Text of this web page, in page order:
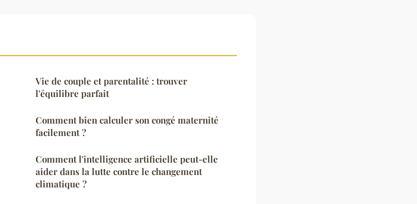
Vie de couple et parentalité : trouver
l'équilibre parfait
Comment bien calculer son congé maternité
facilement ?
Comment l'intelligence artificielle peut-elle
aider dans la lutte contre le changement
climatique ?